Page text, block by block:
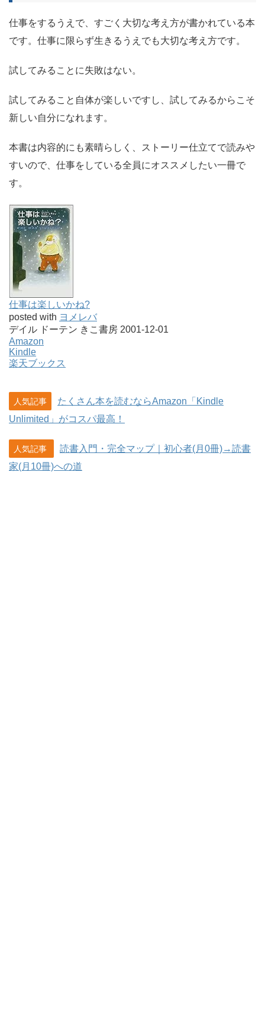
仕事をするうえで、すごく大切な考え方が書かれている本
です。仕事に限らず生きるうえでも大切な考え方です。
試してみることに失敗はない。
試してみること自体が楽しいですし、試してみるからこそ
新しい自分になれます。
本書は内容的にも素晴らしく、ストーリー仕立てで読みや
すいので、仕事をしている全員にオススメしたい一冊で
す。
仕事は楽しいかね?
posted with ヨメレバ
デイル ドーテン きこ書房 2001-12-01
Amazon
Kindle
楽天ブックス
人気記事
たくさん本を読むならAmazon「Kindle
Unlimited」がコスパ最高！
人気記事
読書入門・完全マップ｜初心者(月0冊)→読書
家(月10冊)への道